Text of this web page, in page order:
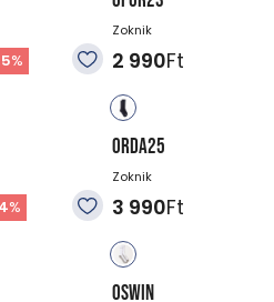
%
Zoknik
2 990Ft
%
ORDA25
Zoknik
3 990Ft
OSWIN